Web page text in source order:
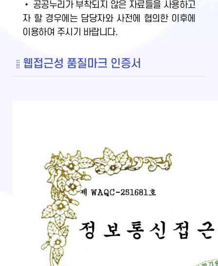
• 공공누리가 부착되지 않은 자료들을 사용하고
자 할 경우에는 담당자와 사전에 협의한 이후에
이용하여 주시기 바랍니다.
웹접근성 품질마크 인증서